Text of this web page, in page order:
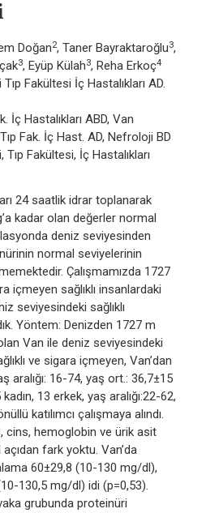
Doğan2, Taner Bayraktaroğlu3,
3, Eyüp Külah3, Reha Erkoç4
Fakültesi İç Hastalıkları AD.
İç Hastalıkları ABD, Van
Fak. İç Hast. AD, Nefroloji BD
Fakültesi, İç Hastalıkları
24 saatlik idrar toplanarak
kadar olan değerler normal
deniz seviyesinden
normal seviyelerinin
Çalışmamızda 1727
içmeyen sağlıklı insanlardaki
seviyesindeki sağlıklı
Yöntem: Denizden 1727 m
Van ile deniz seviyesindeki
ve sigara içmeyen, Van’dan
aralığı: 16-74, yaş ort.: 36,7±15
13 erkek, yaş aralığı:22-62,
katılımcı çalışmaya alındı.
cins, hemoglobin ve ürik asit
fark yoktu. Van’da
60±29,8 (10-130 mg/dl),
130,5 mg/dl) idi (p=0,53).
grubunda proteinüri